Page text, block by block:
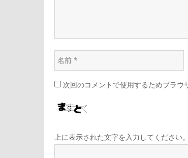
次回のコメントで使用するためブラウ
上に表示された文字を入力してください。